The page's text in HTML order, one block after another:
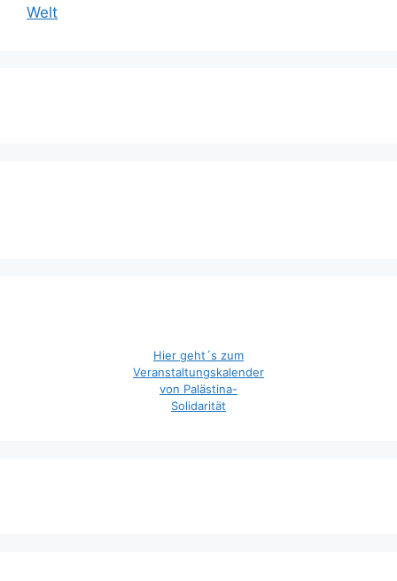
Welt
Hier geht´s zum
Veranstaltungskalender
von Palästina-
Solidarität